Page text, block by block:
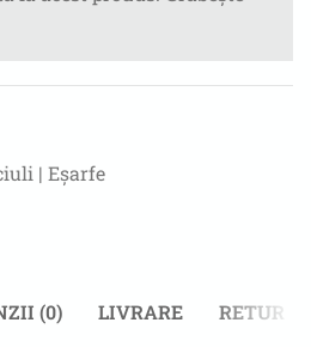
| Eșarfe
(0) LIVRARE RETUR